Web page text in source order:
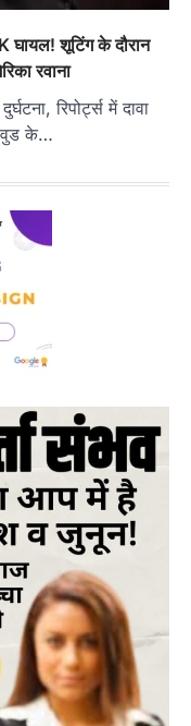
शूटिंग के दौरान
रवाना
रिपोर्ट्स में दावा
के…